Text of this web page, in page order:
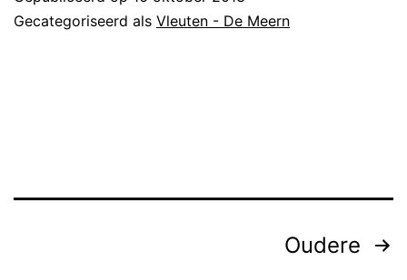
Gecategoriseerd als Vleuten - De Meern
Oudere